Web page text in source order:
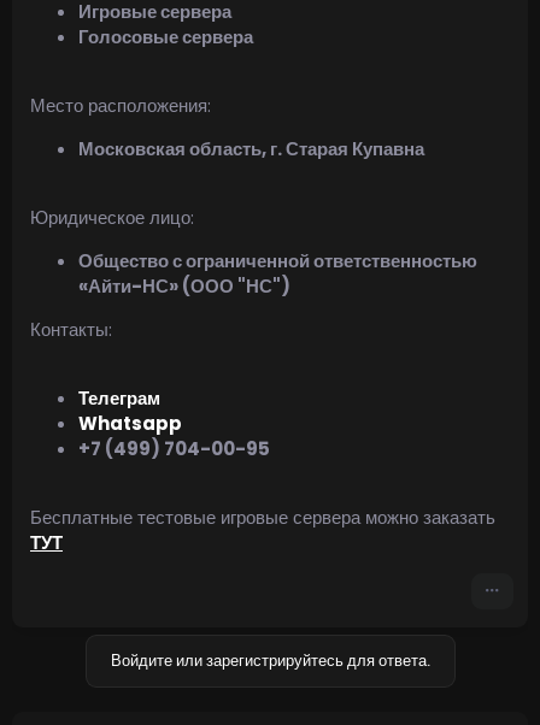
Игровые сервера
Голосовые сервера
Место расположения:
Московская область, г. Старая Купавна
Юридическое лицо:
Общество с ограниченной ответственностью
«Айти-НС» (ООО "НС")
Контакты:
Телеграм
Whatsapp
+7 (499) 704-00-95
Бесплатные тестовые игровые сервера можно заказать
ТУТ
Войдите или зарегистрируйтесь для ответа.